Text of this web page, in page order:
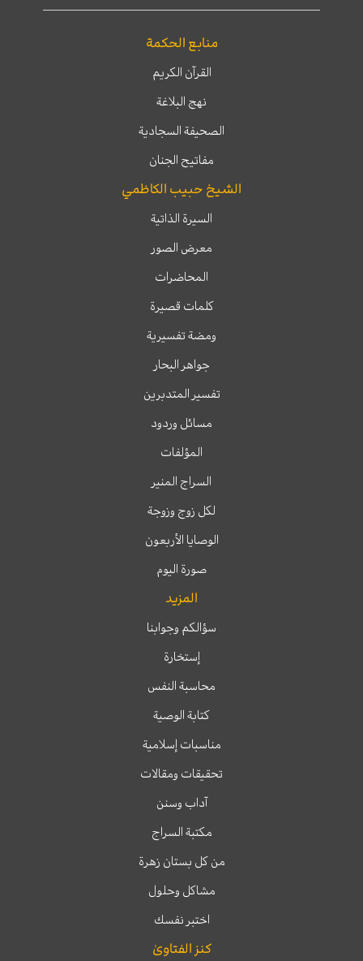
منابع الحكمة
القرآن الكريم
نهج البلاغة
الصحيفة السجادية
مفاتيح الجنان
الشيخ حبيب الكاظمي
السيرة الذاتية
معرض الصور
المحاضرات
كلمات قصيرة
ومضة تفسيرية
جواهر البحار
تفسير المتدبرين
مسائل وردود
المؤلفات
السراج المنير
لكل زوج وزوجة
الوصايا الأربعون
صورة اليوم
المزيد
سؤالكم وجوابنا
إستخارة
محاسبة النفس
كتابة الوصية
مناسبات إسلامية
تحقيقات ومقالات
آداب وسنن
مكتبة السراج
من كل بستان زهرة
مشاكل وحلول
اختبر نفسك
كنز الفتاوىٰ